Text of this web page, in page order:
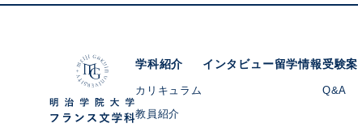
学科紹介
カリキュラム
教員紹介
インタビュー留学情報受験
Q&A